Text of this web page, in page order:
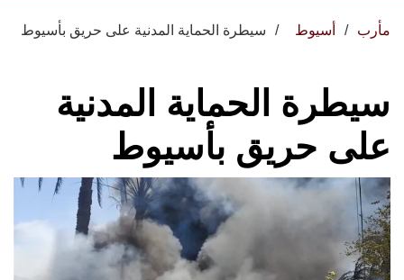
مأرب أسيوط سيطرة الحماية المدنية على حريق بأسيوط
سيطرة الحماية المدنية
على حريق بأسيوط